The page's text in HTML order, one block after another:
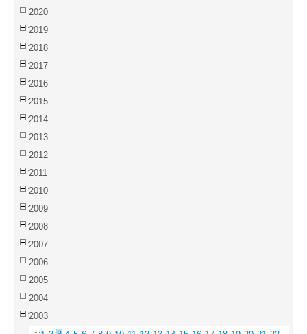
2020
2019
2018
2017
2016
2015
2014
2013
2012
2011
2010
2009
2008
2007
2006
2005
2004
2003